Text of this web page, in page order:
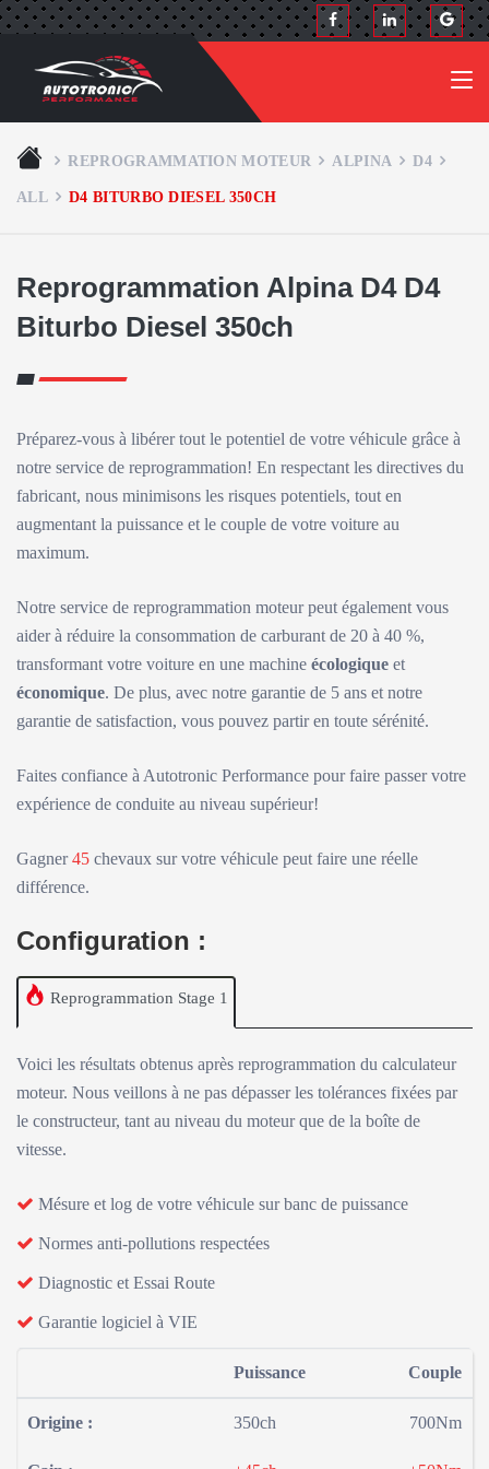
REPROGRAMMATION MOTEUR ALPINA D4
ALL D4 BITURBO DIESEL 350CH
Reprogrammation Alpina D4 D4
Biturbo Diesel 350ch
Préparez-vous à libérer tout le potentiel de votre véhicule grâce à
notre service de reprogrammation! En respectant les directives du
fabricant, nous minimisons les risques potentiels, tout en
augmentant la puissance et le couple de votre voiture au
maximum.
Notre service de reprogrammation moteur peut également vous
aider à réduire la consommation de carburant de 20 à 40 %,
transformant votre voiture en une machine écologique et
économique. De plus, avec notre garantie de 5 ans et notre
garantie de satisfaction, vous pouvez partir en toute sérénité.
Faites confiance à Autotronic Performance pour faire passer votre
expérience de conduite au niveau supérieur!
Gagner45 chevaux sur votre véhicule peut faire une réelle
différence.
Configuration :
Reprogrammation Stage 1
Voici les résultats obtenus après reprogrammation du calculateur
moteur. Nous veillons à ne pas dépasser les tolérances fixées par
le constructeur, tant au niveau du moteur que de la boîte de
vitesse.
Mésure et log de votre véhicule sur banc de puissance
Normes anti-pollutions respectées
Diagnostic et Essai Route
Garantie logiciel à VIE
Puissance Couple
Origine : 350ch 700Nm